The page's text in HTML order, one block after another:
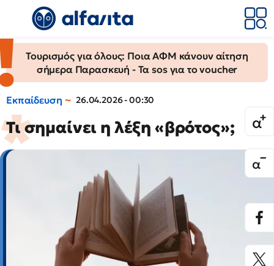
Τουρισμός για όλους: Ποια ΑΦΜ κάνουν αίτηση
σήμερα Παρασκευή - Τα sos για το voucher
Εκπαίδευση 26.04.2026 - 00:30
Τι σημαίνει η λέξη «βρότος»;